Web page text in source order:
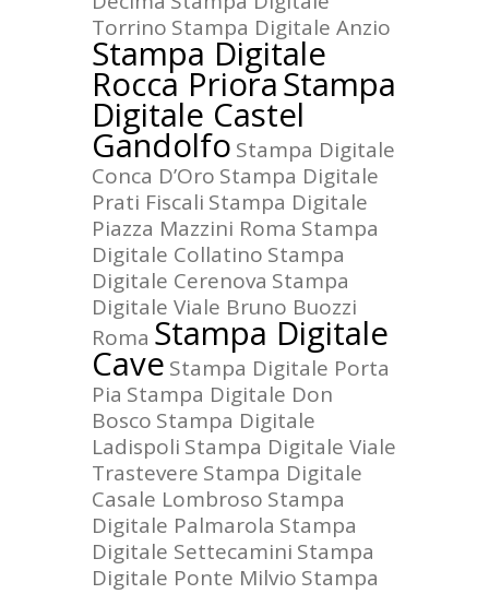
Torrino Stampa Digitale Anzio
Stampa Digitale
Rocca PrioraStampa
Digitale Castel
Gandolfo Stampa Digitale
Conca D’Oro Stampa Digitale
Prati Fiscali Stampa Digitale
Piazza Mazzini Roma Stampa
Digitale Collatino Stampa
Digitale Cerenova Stampa
Digitale Viale Bruno Buozzi
Roma Stampa Digitale
Cave Stampa Digitale Porta
Pia Stampa Digitale Don
Bosco Stampa Digitale
Ladispoli Stampa Digitale Viale
Trastevere Stampa Digitale
Casale Lombroso Stampa
Digitale Palmarola Stampa
Digitale Settecamini Stampa
Digitale Ponte Milvio Stampa